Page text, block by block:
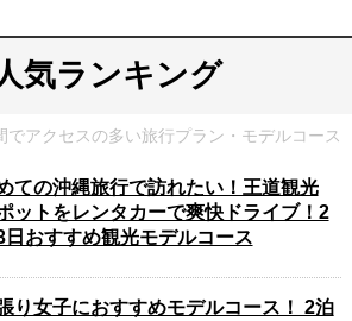
気ランキング
でアクセスの多い旅行プラン・モデルコース
ての沖縄旅行で訪れたい！王道観光
ットをレンタカーで爽快ドライブ！2
日おすすめ観光モデルコース
り女子におすすめモデルコース！ 2泊